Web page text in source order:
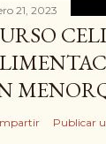
21, 2023
Publicar